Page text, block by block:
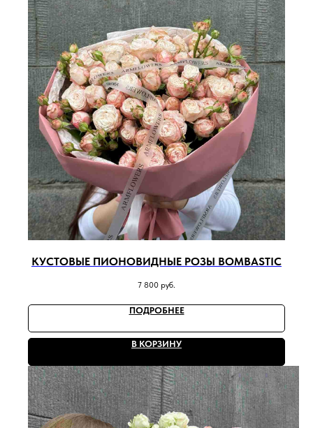
КУСТОВЫЕ ПИОНОВИДНЫЕ РОЗЫ BOMBASTIC
7 800 руб.
ПОДРОБНЕЕ
В КОРЗИНУ